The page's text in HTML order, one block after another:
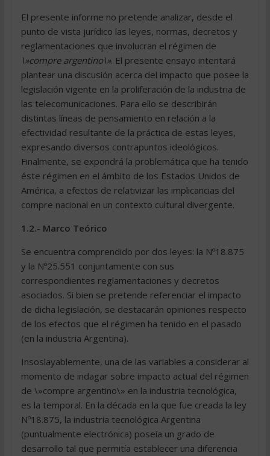
El presente informe no pretende analizar, desde el
punto de vista jurídico las leyes, normas, decretos y
reglamentaciones que involucran el régimen de
\»compre argentino\». El presente ensayo intentará
plantear una discusión acerca del impacto que posee la
legislación vigente en la proliferación de la industria de
las telecomunicaciones. Para ello se describirán
distintas líneas de pensamiento en relación a la
efectividad resultante de la práctica de estas leyes,
expresando diversos contrapuntos ideológicos.
Finalmente, se expondrá la problemática que ha tenido
éste régimen en el ámbito de los Estados Unidos de
América, a efectos de relativizar las implicancias del
compre nacional en un contexto cultural divergente.
1.2.- Marco Teórico
Se encuentra comprendido por dos leyes: la Nº18.875
y la Nº25.551 conjuntamente con sus
correspondientes reglamentaciones y decretos
asociados. Si bien se pretende referenciar el impacto
de dicha legislación, se destacarán opiniones respecto
de los efectos que el régimen ha tenido en el pasado
(en la industria Argentina).
Insoslayablemente, una de las variables a considerar al
momento de indagar sobre impacto actual del régimen
de \»compre argentino\» en la industria tecnológica,
es la temporal. En la década en la que fue creada la ley
Nº18.875, la industria tecnológica Argentina
(puntualmente electrónica) poseía un grado de
desarrollo tal que permitía establecer una diferencia